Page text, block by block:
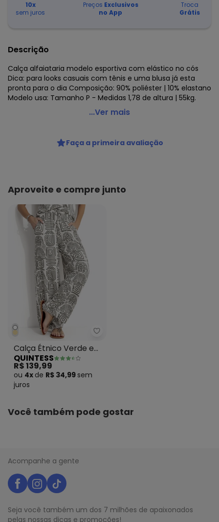
10x
sem juros
Preços Exclusivos
no App
Troca
Grátis
Descrição
Calça alfaiataria modelo esportiva com elástico no cós
Dica: para looks casuais com tênis e uma blusa já esta
pronta para o dia Composição: 90% poliéster | 10% elastano
Modelo usa: Tamanho P - Medidas 1,78 de altura | 55kg.
Lamis - Calca Reta Social com Elastico Bege
...Ver mais
Faça a primeira avaliação
Aproveite e compre junto
Quintess - Calça Étnico Verde
Calça Étnico Verde em
Malha de Viscose
QUINTESS
R$ 139,99
ou 4x de R$ 34,99 sem
juros
Você também pode gostar
Acompanhe a gente
Seja você também um dos 7 milhões de apaixonados
pelas nossas dicas e promoções!